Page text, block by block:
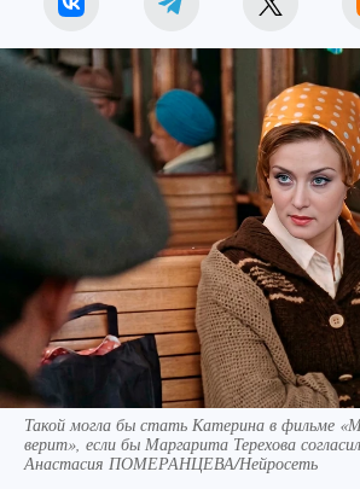
Такой могла бы стать Катерина в фильме
верит», если бы Маргарита Терехова
Анастасия ПОМЕРАНЦЕВА/Нейросеть